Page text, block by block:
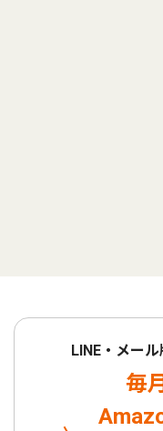
LINE・メー
毎